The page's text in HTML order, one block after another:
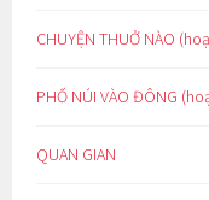
CHUYỆN THUỞ NÀO
PHỐ NÚI VÀO ĐÔNG
QUAN GIAN